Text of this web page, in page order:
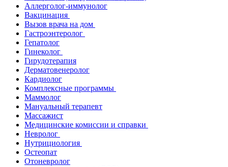
Аллерголог-иммунолог
Вакцинация
Вызов врача на дом
Гастроэнтеролог
Гепатолог
Гинеколог
Гирудотерапия
Дерматовенеролог
Кардиолог
Комплексные программы
Маммолог
Мануальный терапевт
Массажист
Медицинские комиссии и справки
Невролог
Нутрициология
Остеопат
Отоневролог